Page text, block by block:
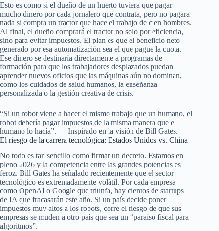
Esto es como si el dueño de un huerto tuviera que pagar
mucho dinero por cada jornalero que contrata, pero no pagara
nada si compra un tractor que hace el trabajo de cien hombres.
Al final, el dueño comprará el tractor no solo por eficiencia,
sino para evitar impuestos. El plan es que el beneficio neto
generado por esa automatización sea el que pague la cuota.
Ese dinero se destinaría directamente a programas de
formación para que los trabajadores desplazados puedan
aprender nuevos oficios que las máquinas aún no dominan,
como los cuidados de salud humanos, la enseñanza
personalizada o la gestión creativa de crisis.
“Si un robot viene a hacer el mismo trabajo que un humano, el
robot debería pagar impuestos de la misma manera que el
humano lo hacía”. — Inspirado en la visión de Bill Gates.
El riesgo de la carrera tecnológica: Estados Unidos vs. China
No todo es tan sencillo como firmar un decreto. Estamos en
pleno 2026 y la competencia entre las grandes potencias es
feroz. Bill Gates ha señalado recientemente que el sector
tecnológico es extremadamente volátil. Por cada empresa
como OpenAI o Google que triunfa, hay cientos de startups
de IA que fracasarán este año. Si un país decide poner
impuestos muy altos a los robots, corre el riesgo de que sus
empresas se muden a otro país que sea un “paraíso fiscal para
algoritmos”.